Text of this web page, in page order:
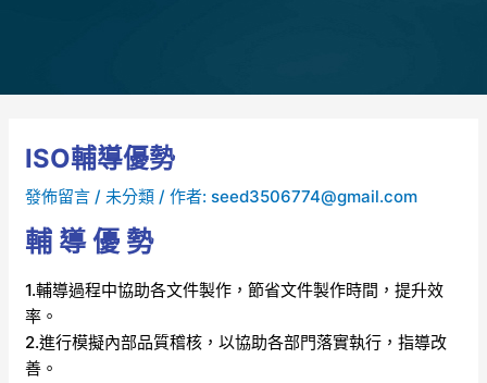
ISO輔導優勢
發佈留言 / 未分類 / 作者: seed3506774@gmail.com
輔 導 優 勢
1.輔導過程中協助各文件製作，節省文件製作時間，提升效
率。
2.進行模擬內部品質稽核，以協助各部門落實執行，指導改
善。